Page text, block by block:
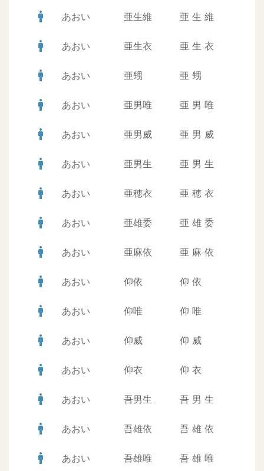
man あおい 亜生維 亜 生 維
man あおい 亜生衣 亜 生 衣
man あおい 亜甥 亜 甥
man あおい 亜男唯 亜 男 唯
man あおい 亜男威 亜 男 威
man あおい 亜男生 亜 男 生
man あおい 亜穂衣 亜 穂 衣
man あおい 亜雄委 亜 雄 委
man あおい 亜麻依 亜 麻 依
man あおい 仰依 仰 依
man あおい 仰唯 仰 唯
man あおい 仰威 仰 威
man あおい 仰衣 仰 衣
man あおい 吾男生 吾 男 生
man あおい 吾雄依 吾 雄 依
man あおい 吾雄唯 吾 雄 唯